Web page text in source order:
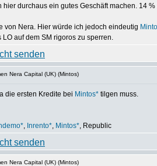
durchaus ein gutes Geschäft machen. 14
von Nera. Hier würde ich jedoch eindeutig
auf dem SM rigoros zu sperren.
Nera Capital (UK) (Mintos)
die ersten Kredite bei Mintos* tilgen muss.
, Inrento*, Mintos*, Republic
Nera Capital (UK) (Mintos)